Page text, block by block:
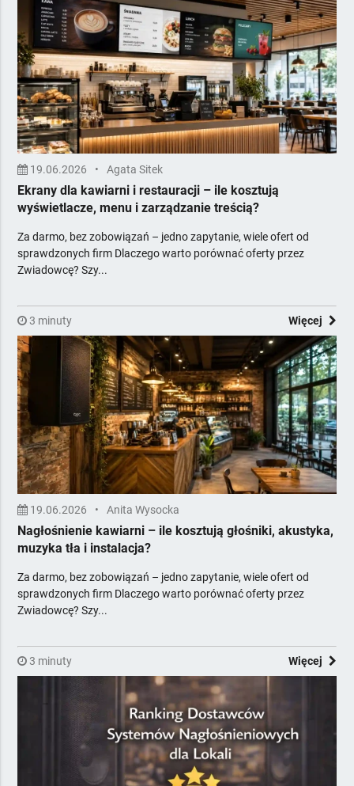
Projektowanie i obsługa inwestycji
Reklama, Marketing, IT, Druk
Rtv
Sport i rekreacja
Stolarka otworowa
Systemy komputerowe i fiskalne
Tekstylia horeca
Urządzenia i środki chemiczne
Wentylacja i klimatyzacja
Wyposażenie łazienek
Zadaszenia i osłony zewnętrzne
Zawiera Ceny
Z Poradami Eksperta
19.06.2026 • Agata Sitek
Ekrany dla kawiarni i restauracji – ile kosztują
wyświetlacze, menu i zarządzanie treścią?
Za darmo, bez zobowiązań – jedno zapytanie, wiele ofert od
sprawdzonych firm Dlaczego warto porównać oferty przez
Zwiadowcę? Szy...
3 minuty Więcej
19.06.2026 • Anita Wysocka
Nagłośnienie kawiarni – ile kosztują głośniki, akustyka,
muzyka tła i instalacja?
Za darmo, bez zobowiązań – jedno zapytanie, wiele ofert od
sprawdzonych firm Dlaczego warto porównać oferty przez
Zwiadowcę? Szy...
3 minuty Więcej